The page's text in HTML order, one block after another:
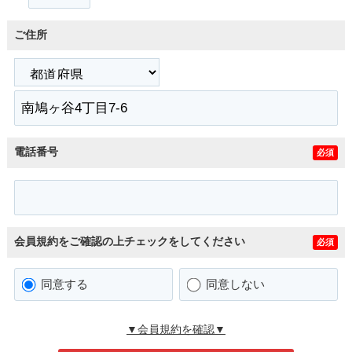
ご住所
電話番号 必須
会員規約をご確認の上チェックをしてください 必須
同意する 同意しない
▼会員規約を確認▼